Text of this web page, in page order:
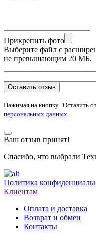
Прикрепить фото
Выберите файл с
не превышающим 20 МБ.
Оставить отзыв
Нажимая на кнопку "Оставить
персональных данных
Ваш отзыв принят!
Спасибо, что выбрали
Политика
Клиентам
Оплата и доставка
Возврат и обмен
Контакты